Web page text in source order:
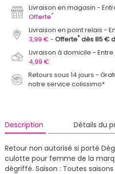
Livraison en magasin
Offerte*
Livraison en point relais
3,99 €
Offerte* dès 85 €
Livraison à domicile
4,99 €
Retours sous 14 jours -
notre service colissimo*
Description Détails du
Retour non autorisé si porté
culotte pour femme de la
dégriffé. Saison : Toutes saisons